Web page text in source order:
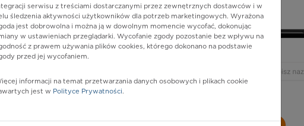
ochrony zdrowia
serwisu z treściami dostarczanymi przez zewnętrznych dostawców i w
śledzenia aktywności użytkowników dla potrzeb marketingowych. Wyrażona
jest dobrowolna i można ją w dowolnym momencie wycofać, dokonując
w ustawieniach przeglądarki. Wycofanie zgody pozostanie bez wpływu na
z prawem używania plików cookies, którego dokonano na podstawie
przed jej wycofaniem.
informacji na temat przetwarzania danych osobowych i plikach cookie
jest w Polityce Prywatności.